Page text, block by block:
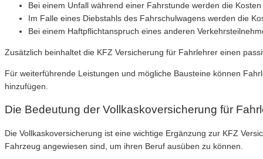
Bei einem Unfall während einer Fahrstunde werden die
Im Falle eines Diebstahls des Fahrschulwagens werden die
Bei einem Haftpflichtanspruch eines anderen
Zusätzlich beinhaltet die KFZ Versicherung für Fahrlehrer einen
Für weiterführende Leistungen und mögliche Bausteine können
hinzufügen.
Die Bedeutung der Vollkaskoversicherung für
Die Vollkaskoversicherung ist eine wichtige Ergänzung zur KFZ
Fahrzeug angewiesen sind, um ihren Beruf ausüben zu können.